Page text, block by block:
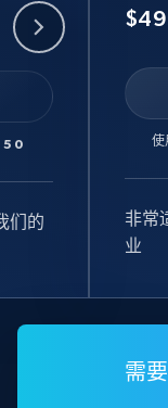
们的
使
非常
业
需